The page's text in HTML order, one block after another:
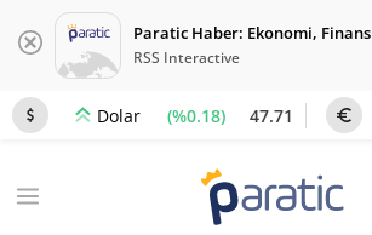
Paratic Haber: Ekonomi, Finans
RSS Interactive
Dolar (%0.18) 47.71